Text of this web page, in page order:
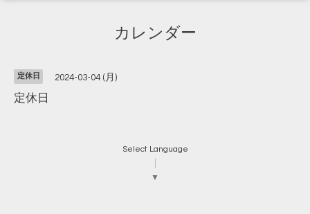
カレンダー
定休日 2024-03-04 (月)
定休日
Select Language
▼